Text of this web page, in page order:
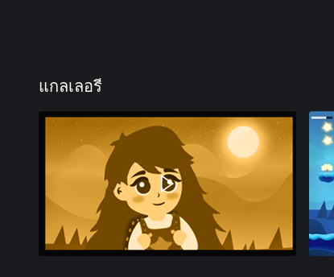
แกลเลอรี